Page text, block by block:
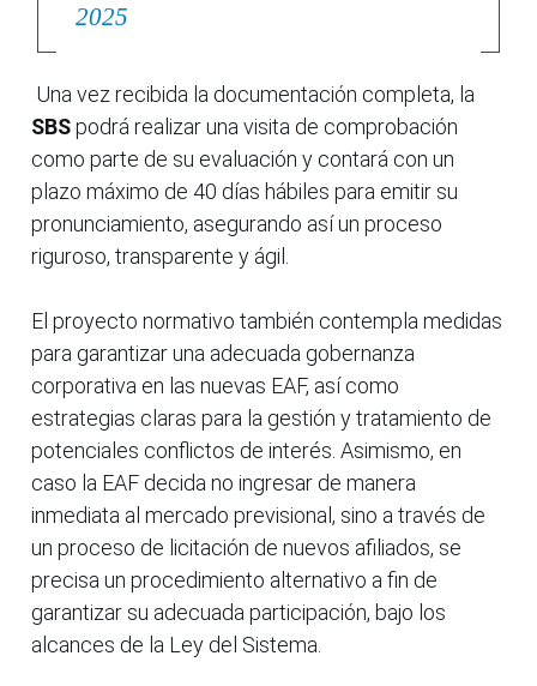
2025
Una vez recibida la documentación completa, la
SBSpodrá realizar una visita de comprobación
como parte de su evaluación y contará con un
plazo máximo de 40 días hábiles para emitir su
pronunciamiento, asegurando así un proceso
riguroso, transparente y ágil.
El proyecto normativo también contempla medidas
para garantizar una adecuada gobernanza
corporativa en las nuevas EAF, así como
estrategias claras para la gestión y tratamiento de
potenciales conflictos de interés. Asimismo, en
caso la EAF decida no ingresar de manera
inmediata al mercado previsional, sino a través de
un proceso de licitación de nuevos afiliados, se
precisa un procedimiento alternativo a fin de
garantizar su adecuada participación, bajo los
alcances de la Ley del Sistema.